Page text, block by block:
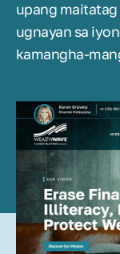
upang
ugnayan sa
kamangha-